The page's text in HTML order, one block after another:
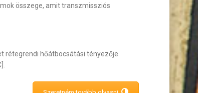
összege, amit transzmissziós
rétegrendi hőátbocsátási tényezője